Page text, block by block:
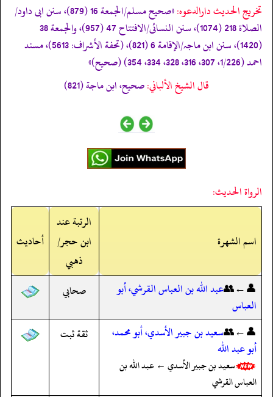
تخریج الحدیث دارالدعوہ:
«صحیح مسلم/الجمعة 16 (879)، سنن ابی داود/
الصلاة 218 (1074)، سنن النسائی/الافتتاح 47 (957)، والجمعة 38
(1420)، سنن ابن ماجہ/الإقامة 6 (821)، (تحفة الأشراف: 5613)، مسند
احمد (1/226، 307، 316، 328، 334، 354) (صحیح)»
قال الشيخ الألباني:صحيح، ابن ماجة (821)
الرواة الحديث:
اسم الشهرة
الرتبة عند
ابن حجر/
ذهبي
أحاديث
👤←👥عبد الله بن العباس القرشي، أبو
العباس
صحابي
👤←👥سعيد بن جبير الأسدي، أبو محمد،
أبو عبد الله
سعيد بن جبير الأسدي ← عبد الله بن
العباس القرشي
ثقة ثبت